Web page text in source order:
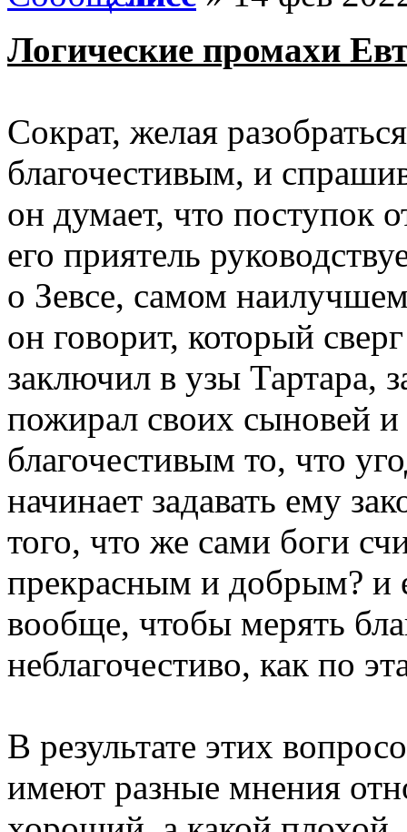
Логические промахи
Сократ, желая
благочестивым, и
он думает, что поступок
его приятель
о Зевсе, самом
он говорит, который
заключил в узы Тартара,
пожирал своих сыновей и
благочестивым то, что
начинает задавать ему
того, что же сами боги
прекрасным и добрым? и
вообще, чтобы мерять
неблагочестиво, как по
В результате этих
имеют разные мнения